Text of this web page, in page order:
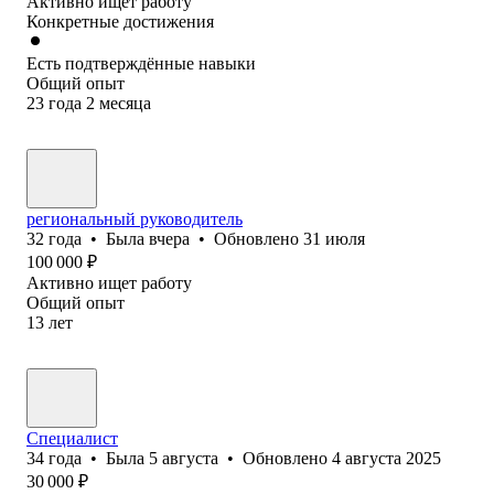
Конкретные достижения
Есть подтверждённые навыки
Общий опыт
23 года 2 месяца
региональный руководитель
32 года • Была вчера • Обновлено 31 июля
100 000 ₽
Активно ищет работу
Общий опыт
13 лет
Специалист
34 года • Была 5 августа • Обновлено 4 августа 2025
30 000 ₽